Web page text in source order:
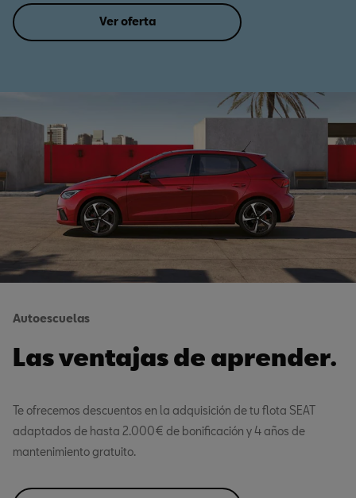
Ver oferta
Autoescuelas
Las ventajas de aprender.
Te ofrecemos descuentos en la adquisición de tu flota SEAT
adaptados de hasta 2.000€ de bonificación y 4 años de
mantenimiento gratuito.